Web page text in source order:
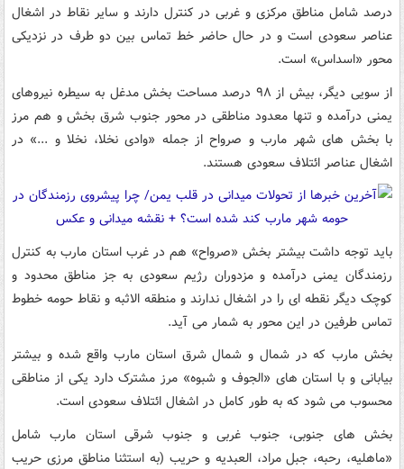
درصد شامل مناطق مرکزی و غربی در کنترل دارند و سایر نقاط در اشغال
عناصر سعودی است و در حال حاضر خط تماس بین دو طرف در نزدیکی
محور «اسداس» است.
از سویی دیگر، بیش از ۹۸ درصد مساحت بخش مدغل به سیطره نیروهای
یمنی درآمده و تنها معدود مناطقی در محور جنوب شرق بخش و هم مرز
با بخش های شهر مارب و صرواح از جمله «وادی نخلا، نخلا و ...» در
اشغال عناصر ائتلاف سعودی هستند.
باید توجه داشت بیشتر بخش «صرواح» هم در غرب استان مارب به کنترل
رزمندگان یمنی درآمده و مزدوران رژیم سعودی به جز مناطق محدود و
کوچک دیگر نقطه ای را در اشغال ندارند و منطقه الاثبه و نقاط حومه خطوط
تماس طرفین در این محور به شمار می آید.
بخش مارب که در شمال و شمال شرق استان مارب واقع شده و بیشتر
بیابانی و با استان های «الجوف و شبوه» مرز مشترک دارد یکی از مناطقی
محسوب می شود که به طور کامل در اشغال ائتلاف سعودی است.
بخش های جنوبی، جنوب غربی و جنوب شرقی استان مارب شامل
«ماهلیه، رحبه، جبل مراد، العبدیه و حریب (به استثنا مناطق مرزی حریب